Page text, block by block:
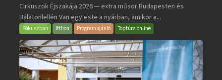
Éjszakája
2026
bejegyzéshez
Cirkuszok Éjszakája 2026 — extra műsor Budapesten és
Balatonlellén Van egy este a nyárban, amikor a...
Fókuszban Itthon Programajánló Toptúra online